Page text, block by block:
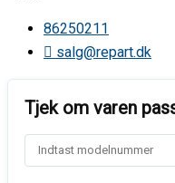
86250211
salg@repart.dk